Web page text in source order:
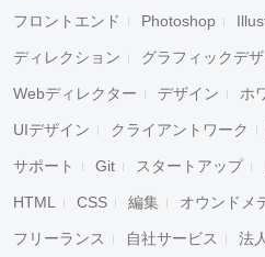
フロントエンド Photoshop
ディレクション グラフィックデ
Webディレクター デザイン ホ
UIデザイン クライアントワーク
サポート Git スタートアップ
HTML CSS 編集 オウンドメ
フリーランス 自社サービス 法